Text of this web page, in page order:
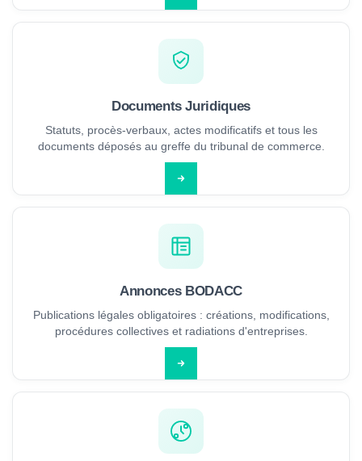
Documents Juridiques
Statuts, procès-verbaux, actes modificatifs et tous les
documents déposés au greffe du tribunal de commerce.
Annonces BODACC
Publications légales obligatoires : créations, modifications,
procédures collectives et radiations d'entreprises.